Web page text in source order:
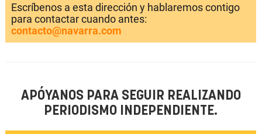
Escríbenos a esta dirección y hablaremos contigo
para contactar cuando antes:
contacto@navarra.com
APÓYANOS PARA SEGUIR REALIZANDO
PERIODISMO INDEPENDIENTE.